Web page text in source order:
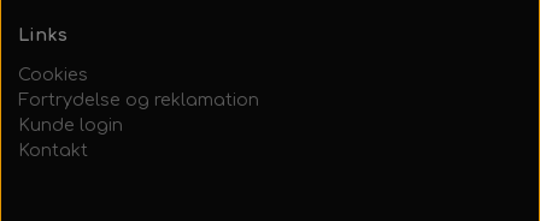
Links
Cookies
Fortrydelse og reklamation
Kunde login
Kontakt